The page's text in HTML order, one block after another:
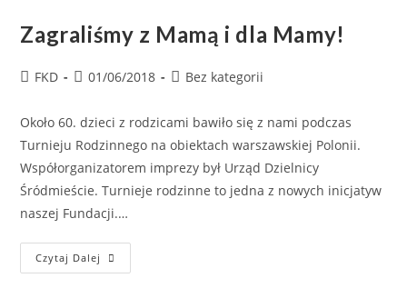
Zagraliśmy z Mamą i dla Mamy!
FKD 01/06/2018 Bez kategorii
Około 60. dzieci z rodzicami bawiło się z nami podczas
Turnieju Rodzinnego na obiektach warszawskiej Polonii.
Współorganizatorem imprezy był Urząd Dzielnicy
Śródmieście. Turnieje rodzinne to jedna z nowych inicjatyw
naszej Fundacji.…
Czytaj Dalej